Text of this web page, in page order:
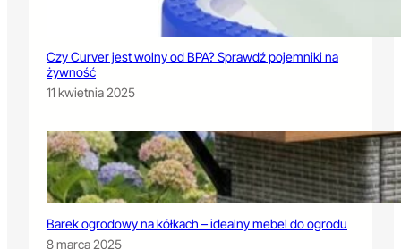
Czy Curver jest wolny od BPA? Sprawdź pojemniki na
żywność
11 kwietnia 2025
Barek ogrodowy na kółkach – idealny mebel do ogrodu
8 marca 2025